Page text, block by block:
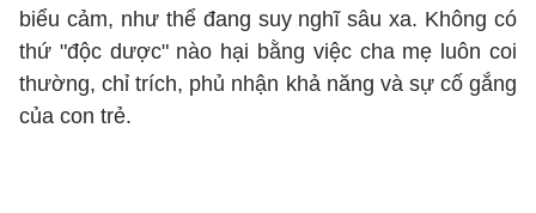
biểu cảm, như thể đang suy nghĩ sâu xa. Không có
thứ "độc dược" nào hại bằng việc cha mẹ luôn coi
thường, chỉ trích, phủ nhận khả năng và sự cố gắng
của con trẻ.